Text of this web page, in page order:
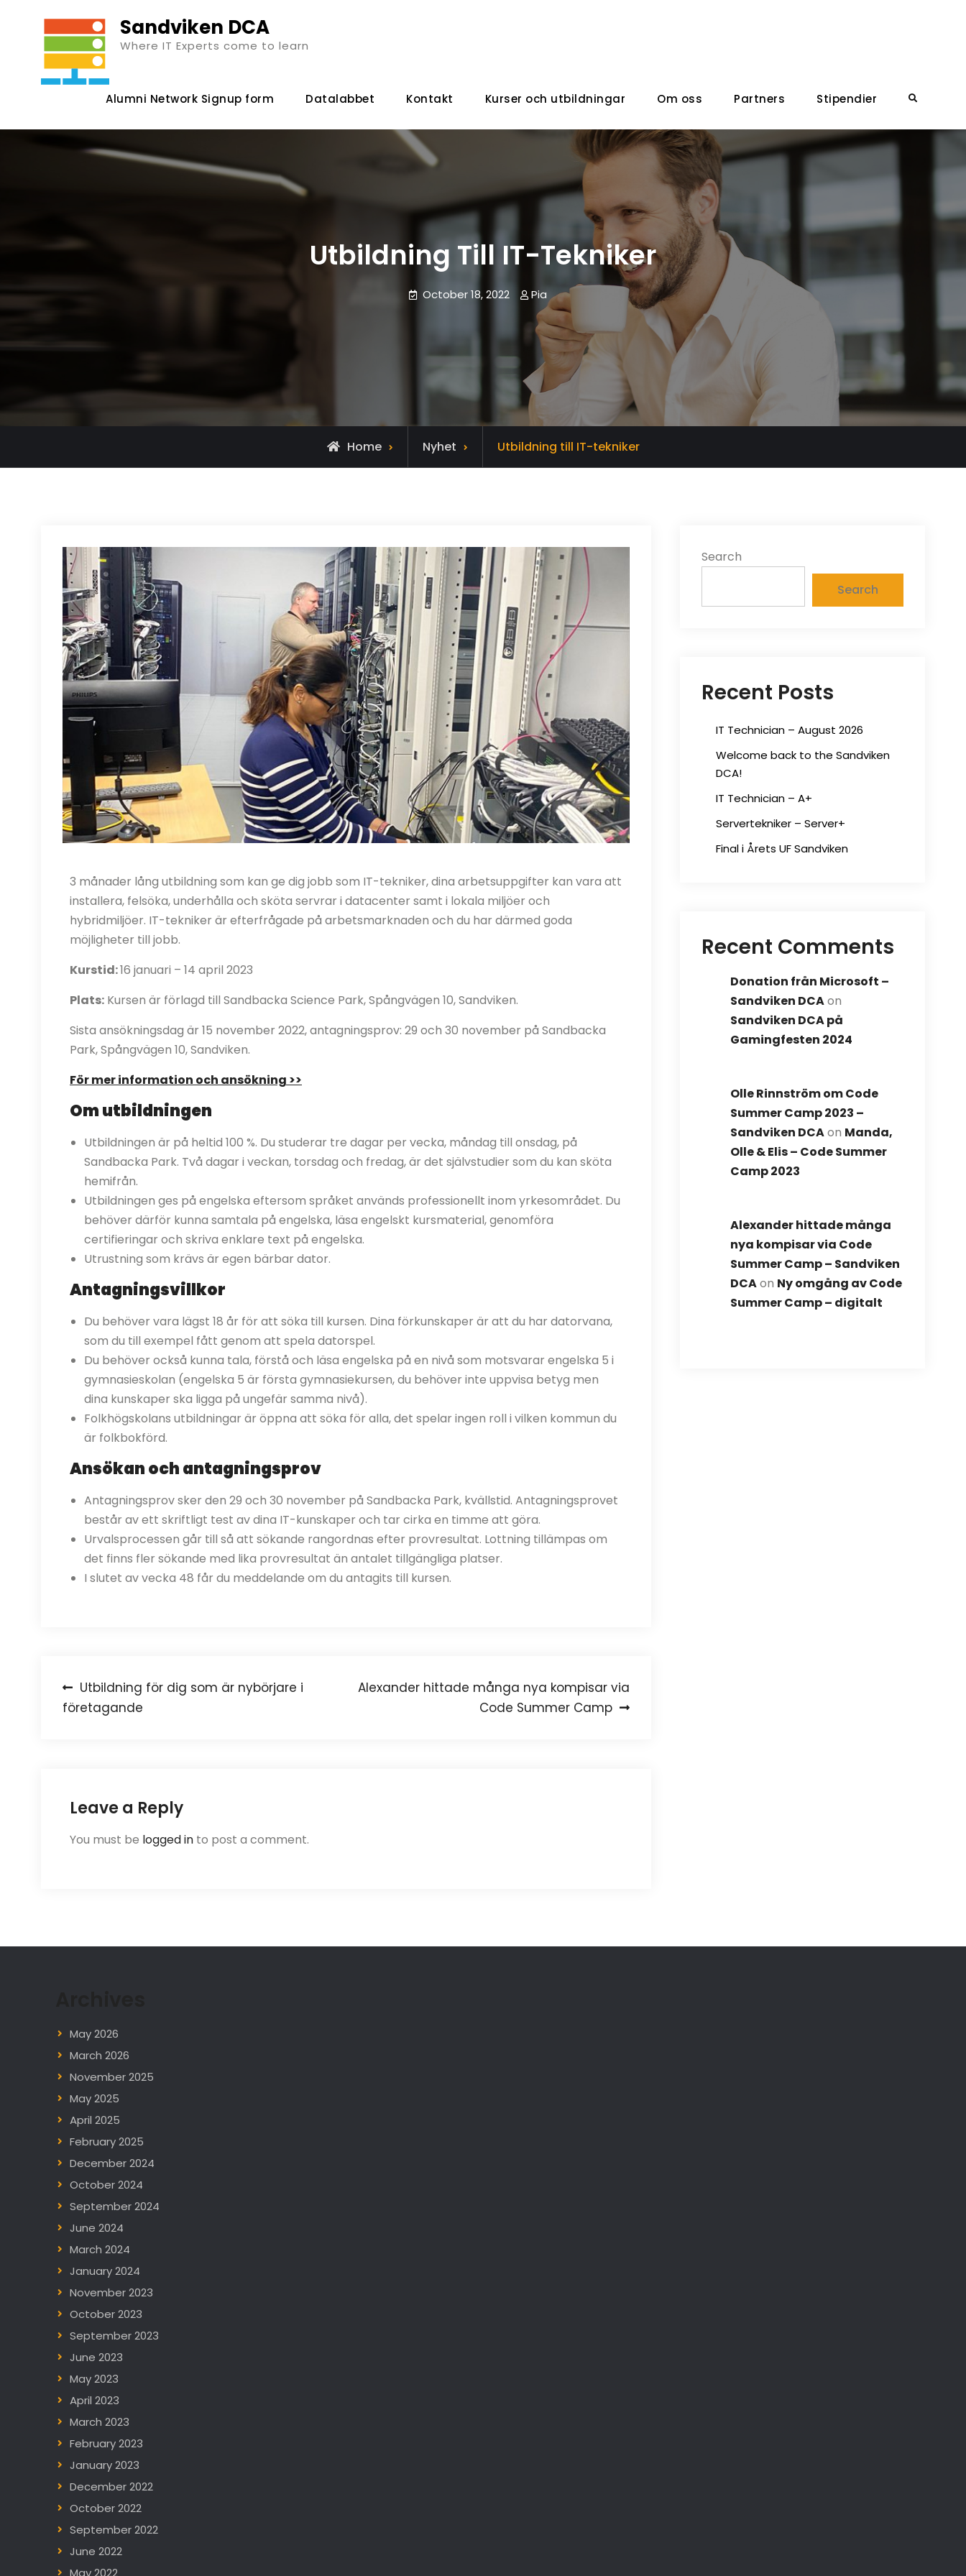
content
Sandviken DCA
Where IT Experts come to learn
Alumni Network Signup form Datalabbet Kontakt Kurser och utbildningar Om oss Partners Stipendier Search
Utbildning Till IT-Tekniker
October 18, 2022 Pia
Home Nyhet Utbildning till IT-tekniker
3 månader lång utbildning som kan ge dig jobb som IT-tekniker, dina arbetsuppgifter kan vara att
installera, felsöka, underhålla och sköta servrar i datacenter samt i lokala miljöer och
hybridmiljöer. IT-tekniker är efterfrågade på arbetsmarknaden och du har därmed goda
möjligheter till jobb.
Kurstid:16 januari – 14 april 2023
Plats: Kursen är förlagd till Sandbacka Science Park, Spångvägen 10, Sandviken.
Sista ansökningsdag är 15 november 2022, antagningsprov: 29 och 30 november på Sandbacka
Park, Spångvägen 10, Sandviken.
För mer information och ansökning >>
Om utbildningen
Utbildningen är på heltid 100 %. Du studerar tre dagar per vecka, måndag till onsdag, på
Sandbacka Park. Två dagar i veckan, torsdag och fredag, är det självstudier som du kan sköta
hemifrån.
Utbildningen ges på engelska eftersom språket används professionellt inom yrkesområdet. Du
behöver därför kunna samtala på engelska, läsa engelskt kursmaterial, genomföra
certifieringar och skriva enklare text på engelska.
Utrustning som krävs är egen bärbar dator.
Antagningsvillkor
Du behöver vara lägst 18 år för att söka till kursen. Dina förkunskaper är att du har datorvana,
som du till exempel fått genom att spela datorspel.
Du behöver också kunna tala, förstå och läsa engelska på en nivå som motsvarar engelska 5 i
gymnasieskolan (engelska 5 är första gymnasiekursen, du behöver inte uppvisa betyg men
dina kunskaper ska ligga på ungefär samma nivå).
Folkhögskolans utbildningar är öppna att söka för alla, det spelar ingen roll i vilken kommun du
är folkbokförd.
Ansökan och antagningsprov
Antagningsprov sker den 29 och 30 november på Sandbacka Park, kvällstid. Antagningsprovet
består av ett skriftligt test av dina IT-kunskaper och tar cirka en timme att göra.
Urvalsprocessen går till så att sökande rangordnas efter provresultat. Lottning tillämpas om
det finns fler sökande med lika provresultat än antalet tillgängliga platser.
I slutet av vecka 48 får du meddelande om du antagits till kursen.
Post
navigation
Utbildning för dig som är nybörjare i
företagande
Alexander hittade många nya kompisar via
Code Summer Camp
Leave a Reply
You must be logged in to post a comment.
Search
Search
Recent Posts
IT Technician – August 2026
Welcome back to the Sandviken
DCA!
IT Technician – A+
Servertekniker – Server+
Final i Årets UF Sandviken
Recent Comments
Donation från Microsoft –
Sandviken DCAon
Sandviken DCA på
Gamingfesten 2024
Olle Rinnström om Code
Summer Camp 2023 –
Sandviken DCAon Manda,
Olle & Elis – Code Summer
Camp 2023
Alexander hittade många
nya kompisar via Code
Summer Camp – Sandviken
DCAon Ny omgång av Code
Summer Camp – digitalt
May 2026
March 2026
November 2025
May 2025
April 2025
February 2025
December 2024
October 2024
September 2024
June 2024
March 2024
January 2024
November 2023
October 2023
September 2023
June 2023
May 2023
April 2023
March 2023
February 2023
January 2023
December 2022
October 2022
September 2022
June 2022
May 2022